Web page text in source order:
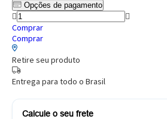
Opções de pagamento
Comprar
Comprar
Retire seu produto
Entrega para todo o Brasil
Calcule o seu frete